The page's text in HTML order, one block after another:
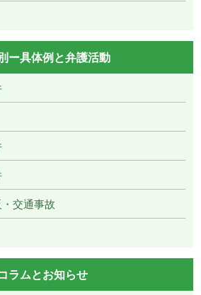
ー具体例と弁護活動
交通事故
ラムとお知らせ